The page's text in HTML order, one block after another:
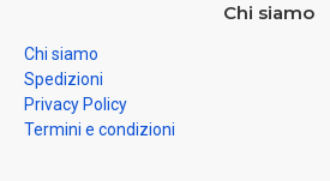
Chi siamo
Chi siamo
Spedizioni
Privacy Policy
Termini e condizioni